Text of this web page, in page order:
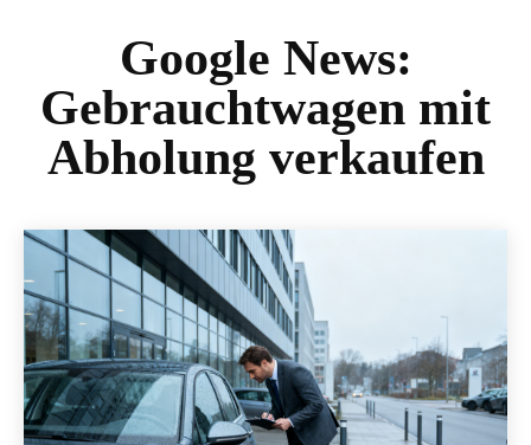
Google News:
Gebrauchtwagen mit
Abholung verkaufen